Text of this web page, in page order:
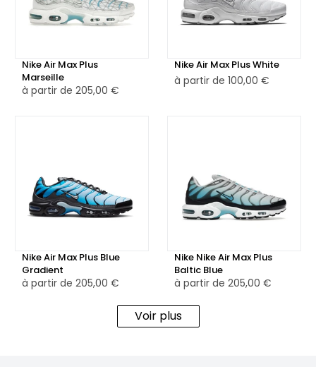
Nike Air Max Plus
Marseille
à partir de 205,00 €
Nike Air Max Plus White
à partir de 100,00 €
Nike Air Max Plus Blue
Gradient
à partir de 205,00 €
Nike Nike Air Max Plus
Baltic Blue
à partir de 205,00 €
Voir plus